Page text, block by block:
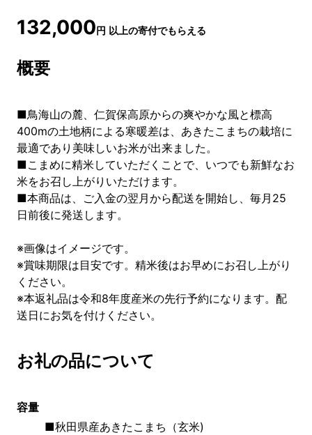
132,000円 以上の寄付でもらえる
概要
■鳥海山の麓、仁賀保高原からの爽やかな風と標高
400mの土地柄による寒暖差は、あきたこまちの栽培に
最適であり美味しいお米が出来ました。
■こまめに精米していただくことで、いつでも新鮮なお
米をお召し上がりいただけます。
■本商品は、ご入金の翌月から配送を開始し、毎月25
日前後に発送します。
※画像はイメージです。
※賞味期限は目安です。精米後はお早めにお召し上がり
ください。
※本返礼品は令和8年度産米の先行予約になります。配
送日にお気を付けください。
お礼の品について
容量
■秋田県産あきたこまち（玄米)